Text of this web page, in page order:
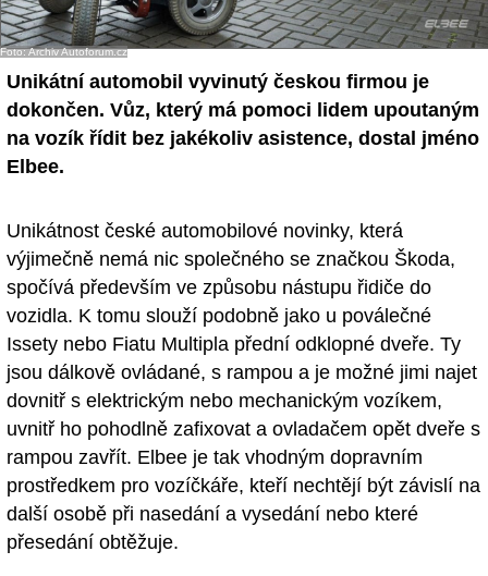
Foto: Archiv Autoforum.cz
Unikátní automobil vyvinutý českou firmou je
dokončen. Vůz, který má pomoci lidem upoutaným
na vozík řídit bez jakékoliv asistence, dostal jméno
Elbee.
Unikátnost české automobilové novinky, která
výjimečně nemá nic společného se značkou Škoda,
spočívá především ve způsobu nástupu řidiče do
vozidla. K tomu slouží podobně jako u poválečné
Issety nebo Fiatu Multipla přední odklopné dveře. Ty
jsou dálkově ovládané, s rampou a je možné jimi najet
dovnitř s elektrickým nebo mechanickým vozíkem,
uvnitř ho pohodlně zafixovat a ovladačem opět dveře s
rampou zavřít. Elbee je tak vhodným dopravním
prostředkem pro vozíčkáře, kteří nechtějí být závislí na
další osobě při nasedání a vysedání nebo které
přesedání obtěžuje.